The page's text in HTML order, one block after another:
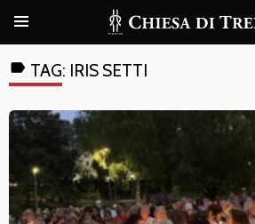
label TAG: IRIS SETTI